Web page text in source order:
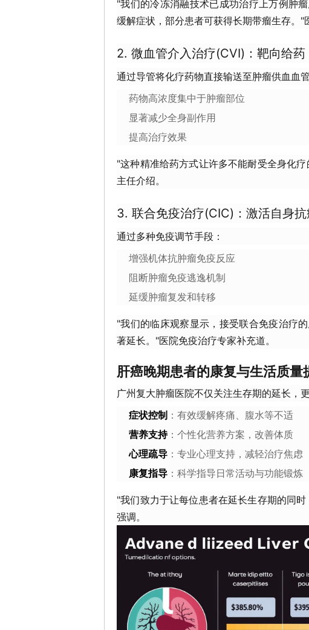
"我们的冷冻消融技术已成功治疗上万例肿
缓解症状，部分患者可获得长期带瘤生存。"
2. 微血管介入治疗(CVI)：靶向给药
通过导管将化疗药物直接输送至肿瘤供血血
药物高浓度集中于肿瘤部位
显著减少全身副作用
提高治疗效果
"这种精准给药方式让许多不能耐受全身化
主任介绍。
3. 联合免疫治疗(CIC)：激活自身抗
通过多种免疫调节手段：
增强机体抗肿瘤免疫反应
阻断肿瘤免疫逃逸机制
延缓肿瘤复发和转移
"我们的临床观察显示，接受联合免疫治疗
著延长。"医院免疫治疗专家补充道。
肝癌晚期患者的康复与生活质量
广州复大肿瘤医院不仅关注生存期的延长，
症状控制 ：有效缓解疼痛、腹水等不适
营养支持：个性化营养方案，改善体质
心理疏导 ：专业心理支持，减轻治疗焦虑
康复指导 ：科学指导日常活动与功能锻炼
"我们致力于让每位患者在延长生存期的同
强调。